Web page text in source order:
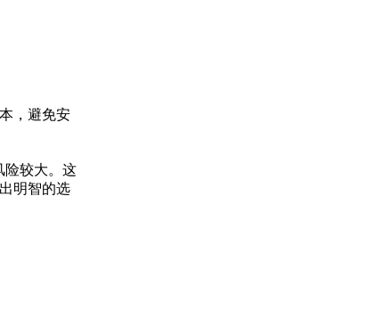
，避免安
险较大。这
明智的选